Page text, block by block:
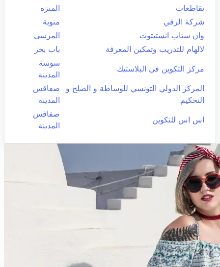
تقاطعات
المنزه
شركة الرقي
منوبة
وان ستاب انستيتوت
المرسى
لالهام للتدريب وتمكين المعرفة
باب بحر
مركز التكوين في البلاستيك
سوسة
المدينة
المركز الدولي التونسي للوساطة و الصلح و
التحكيم
صفاقس
المدينة
اس اس للتكوين
صفاقس
المدينة